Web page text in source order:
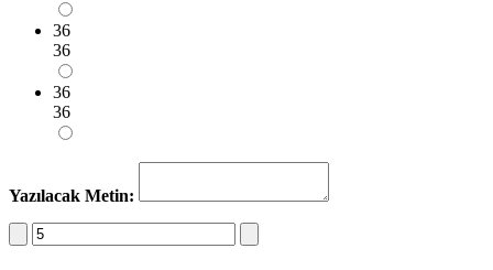
36
36
36
36
Yazılacak Metin: